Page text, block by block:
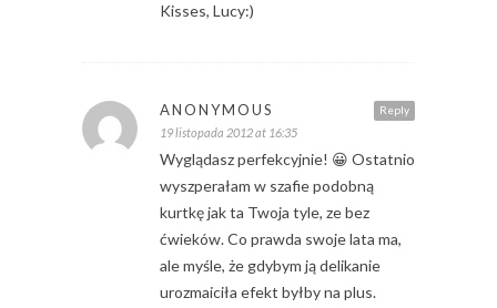
Kisses, Lucy:)
Reply
ANONYMOUS
19 listopada 2012 at 16:35
Wyglądasz perfekcyjnie! 😀 Ostatnio
wyszperałam w szafie podobną
kurtkę jak ta Twoja tyle, ze bez
ćwieków. Co prawda swoje lata ma,
ale myśle, że gdybym ją delikanie
urozmaiciła efekt byłby na plus.